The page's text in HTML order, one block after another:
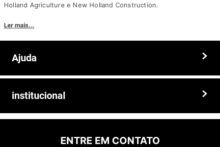
Holland Agriculture e New Holland Construction.
competitivos. Nós também oferecemos um atendimento
personalizado, com equipe de profissionais altamente capacitados
Somos a solução ideal para quem busca peças e acessórios agrícolas
Ler mais...
Ajuda
Prazos e entregas
institucional
Quem somos
Politica de privacidadeENTRE EM CONTATO